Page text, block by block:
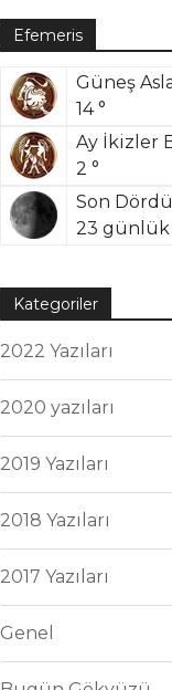
Efemeris
Güneş
14 °
Ay İkizler
2 °
Son
23 günlük
Kategoriler
2022 Yazıları
2020 yazıları
2019 Yazıları
2018 Yazıları
2017 Yazıları
Genel